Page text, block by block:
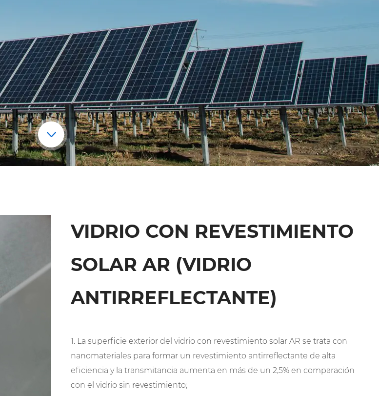
VIDRIO CON REVESTIMIENTO
SOLAR AR (VIDRIO
ANTIRREFLECTANTE)
1. La superficie exterior del vidrio con revestimiento solar AR se trata con
nanomateriales para formar un revestimiento antirreflectante de alta
eficiencia y la transmitancia aumenta en más de un 2,5% en comparación
con el vidrio sin revestimiento;